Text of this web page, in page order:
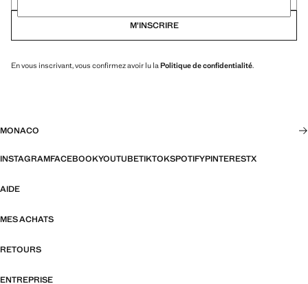
M’INSCRIRE
En vous inscrivant, vous confirmez avoir lu la Politique de confidentialité.
MONACO
INSTAGRAMFACEBOOKYOUTUBETIKTOKSPOTIFYPINTERESTX
AIDE
MES ACHATS
RETOURS
ENTREPRISE